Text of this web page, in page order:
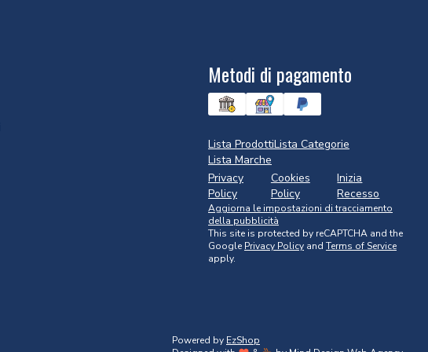
Metodi di pagamento
Lista ProdottiLista Categorie
Lista Marche
Privacy
Policy
Cookies
Policy
Inizia
Recesso
Aggiorna le impostazioni di tracciamento
della pubblicità
This site is protected by reCAPTCHA and the
Google Privacy Policy and Terms of Service
apply.
Powered by EzShop